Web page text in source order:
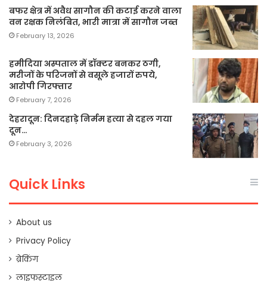
बफर क्षेत्र में अवैध सागौन की कटाई करने वाला
वन रक्षक निलंबित, भारी मात्रा में सागौन जब्त
February 13, 2026
हमीदिया अस्पताल में डॉक्टर बनकर ठगी,
मरीजों के परिजनों से वसूले हजारों रुपये,
आरोपी गिरफ्तार
February 7, 2026
देहरादून: दिनदहाड़े निर्मम हत्या से दहल गया
दून…
February 3, 2026
Quick Links
About us
Privacy Policy
ब्रेकिंग
लाइफस्टाइल